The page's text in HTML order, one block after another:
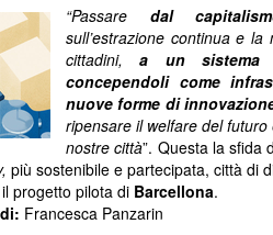
“Passare dal
sull’estrazione continua e
cittadini,a un sistema
concependoli come
nuove forme di
ripensare il welfare del
nostre città”. Questa la sfida
più sostenibile e partecipata, città di
progetto pilota di Barcellona.
Francesca Panzarin